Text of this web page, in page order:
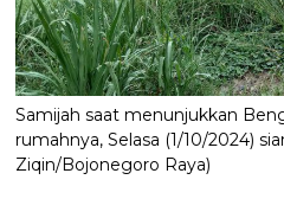
Samijah saat menunjukkan
rumahnya, Selasa (1/10/2024)
Ziqin/Bojonegoro Raya)